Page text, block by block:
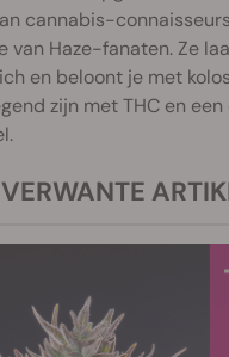
cannabis-
van Haze-fanaten. Ze
en beloont je met
zijn met THC en
VERWANTE